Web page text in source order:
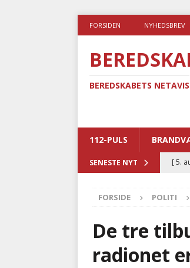
FORSIDEN NYHEDSBREV
BEREDSKABETS NETAVIS
112-PULS
SENESTE NYT [ 5.
[ 5.
[ 4.
[ 4.
FORSIDE POLITI
De tre
radionet